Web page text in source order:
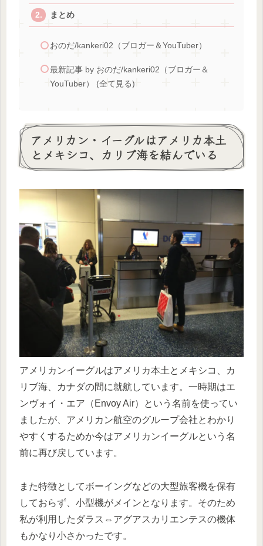
まとめ
おのだ/kankeri02（ブロガー＆YouTuber）
最新記事 by おのだ/kankeri02（ブロガー＆
YouTuber） (全て見る)
アメリカン・イーグルはアメリカ本土
とメキシコ、カリブ海を結んでいる
アメリカンイーグルはアメリカ本土とメキシコ、カ
リブ海、カナダの間に就航しています。一時期はエ
ンヴォイ・エア（Envoy Air）という名前を使ってい
ましたが、アメリカン航空のグループ会社とわかり
やすくするためか今はアメリカンイーグルという名
前に再び戻しています。
また特徴としてボーイングなどの大型旅客機を保有
しておらず、小型機がメインとなります。そのため
私が利用したダラス⇔アグアスカリエンテスの機体
もかなり小さかったです。